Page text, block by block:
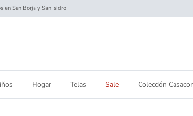
en San Borja y San Isidro
Hogar Telas Sale Colección Casacor